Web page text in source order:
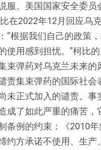
服。美国国家安全委员
比在2022年12月回应乌
“根据我们自己的政策
使用感到担忧。”柯比
束弹药对乌克兰未来的
责集束弹药的国际社会
未正式加入的谴责。事
成了如此严重的痛苦，
条例的约束：《2010
约方承诺不使用、生产